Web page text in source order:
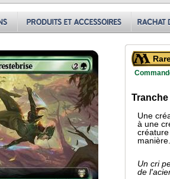
Une
à une
manière.
Un cri
de